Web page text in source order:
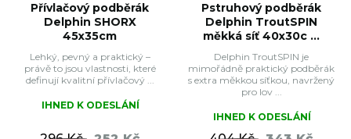
Přívlačový podběrák
Delphin SHORX
45x35cm
Lehký, pevný a praktický –
právě to jsou vlastnosti, které
definují kvalitní přívlačový ...
IHNED K ODESLÁNÍ
Pstruhový podběrák
Delphin TroutSPIN
měkká síť 40x30c ...
Delphin TroutSPIN je
mimořádně praktický podběrák
s extra měkkou síťkou, navržený
pro lov ...
IHNED K ODESLÁNÍ